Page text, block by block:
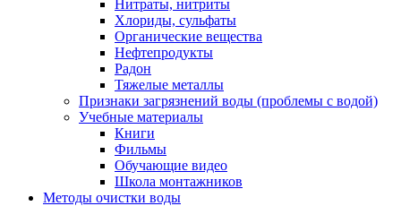
Нитраты, нитриты
Хлориды, сульфаты
Органические вещества
Нефтепродукты
Радон
Тяжелые металлы
Признаки загрязнений воды (проблемы с водой)
Учебные материалы
Книги
Фильмы
Обучающие видео
Школа монтажников
Методы очистки воды